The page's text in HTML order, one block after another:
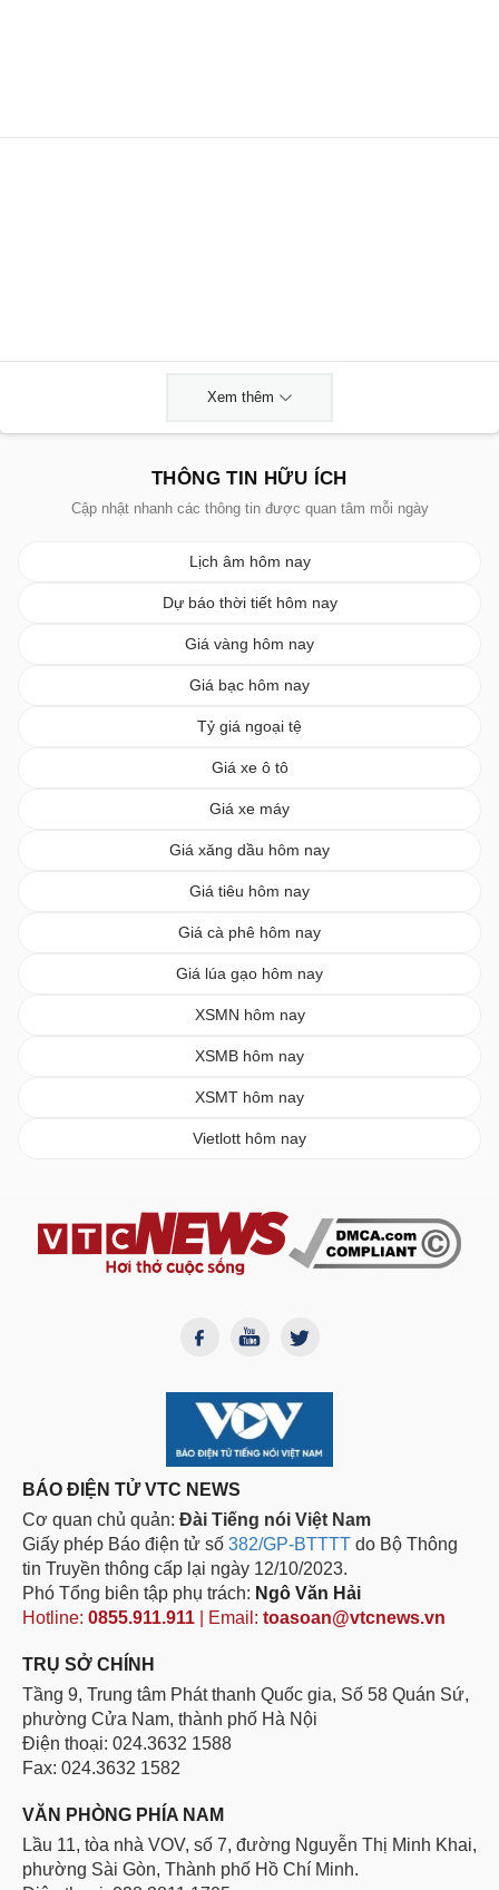
Xem thêm
THÔNG TIN HỮU ÍCH
Cập nhật nhanh các thông tin được quan tâm mỗi ngày
Lịch âm hôm nay
Dự báo thời tiết hôm nay
Giá vàng hôm nay
Giá bạc hôm nay
Tỷ giá ngoại tệ
Giá xe ô tô
Giá xe máy
Giá xăng dầu hôm nay
Giá tiêu hôm nay
Giá cà phê hôm nay
Giá lúa gạo hôm nay
XSMN hôm nay
XSMB hôm nay
XSMT hôm nay
Vietlott hôm nay
BÁO ĐIỆN TỬ VTC NEWS
Cơ quan chủ quản: Đài Tiếng nói Việt Nam
Giấy phép Báo điện tử số 382/GP-BTTTT do Bộ Thông
tin Truyền thông cấp lại ngày 12/10/2023.
Phó Tổng biên tập phụ trách: Ngô Văn Hải
Hotline: 0855.911.911 | Email: toasoan@vtcnews.vn
TRỤ SỞ CHÍNH
Tầng 9, Trung tâm Phát thanh Quốc gia, Số 58 Quán Sứ,
phường Cửa Nam, thành phố Hà Nội
Điện thoại: 024.3632 1588
Fax: 024.3632 1582
VĂN PHÒNG PHÍA NAM
Lầu 11, tòa nhà VOV, số 7, đường Nguyễn Thị Minh Khai,
phường Sài Gòn, Thành phố Hồ Chí Minh.